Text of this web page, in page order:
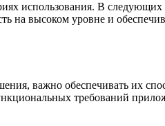
использования. В следующих
на высоком уровне и
важно обеспечивать их
требований